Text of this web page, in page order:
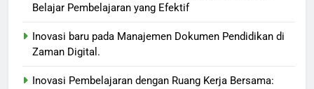
Belajar Pembelajaran yang Efektif
Inovasi baru pada Manajemen Dokumen Pendidikan di
Zaman Digital.
Inovasi Pembelajaran dengan Ruang Kerja Bersama: